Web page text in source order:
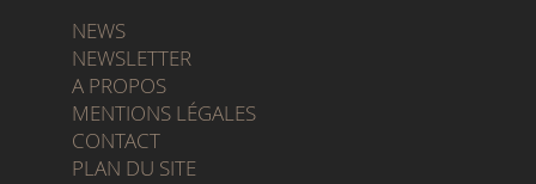
NEWS
NEWSLETTER
A PROPOS
MENTIONS LÉGALES
CONTACT
PLAN DU SITE